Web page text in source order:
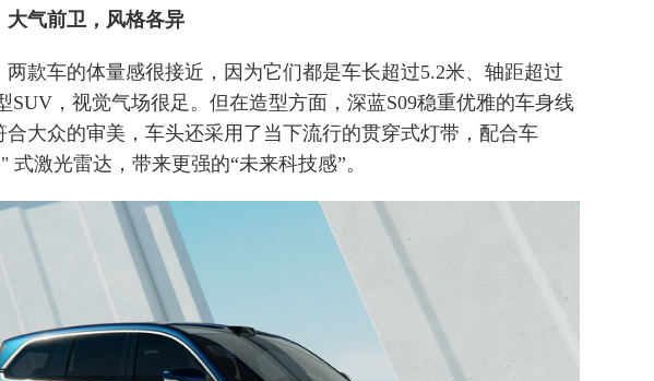
大气前卫，风格各异
两款车的体量感很接近，因为它们都是车长超过5.2米、轴距超过
SUV，视觉气场很足。但在造型方面，深蓝S09稳重优雅的车身线
合大众的审美，车头还采用了当下流行的贯穿式灯带，配合车
式激光雷达，带来更强的“未来科技感”。